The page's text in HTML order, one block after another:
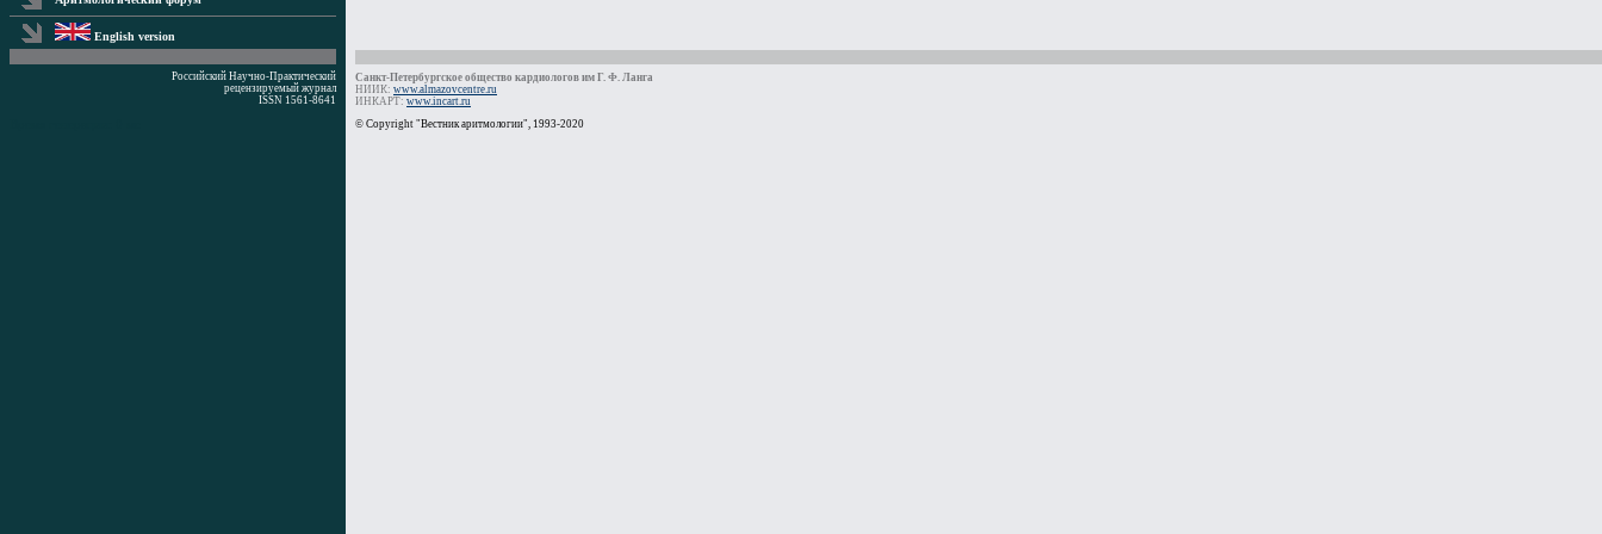
English version
Российский Научно-Практический
рецензируемый журнал
ISSN 1561-8641
Санкт-Петербургское общество кардиологов им Г. Ф. Ланга
НИИК: www.almazovcentre.ru
ИНКАРТ: www.incart.ru
© Copyright "Вестник аритмологии", 1993-2020